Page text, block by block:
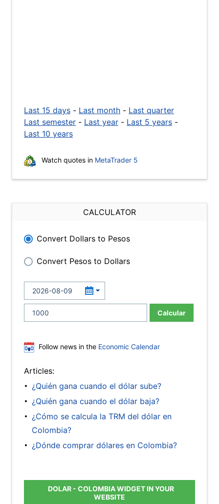
Last 15 days - Last month - Last quarter
Last semester - Last year - Last 5 years -
Last 10 years
Watch quotes in MetaTrader 5
CALCULATOR
Convert Dollars to Pesos
Convert Pesos to Dollars
Calcular
Follow news in the Economic Calendar
Articles:
¿Quién gana cuando el dólar sube?
¿Quién gana cuando el dólar baja?
¿Cómo se calcula la TRM del dólar en
Colombia?
¿Dónde comprar dólares en Colombia?
DOLAR - COLOMBIA WIDGET IN YOUR
WEBSITE